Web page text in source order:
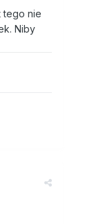
tego nie
Niby